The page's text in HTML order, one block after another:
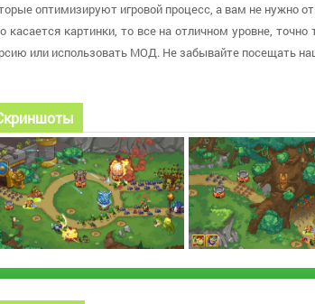
оптимизируют игровой процесс, а вам не нужно
касается картинки, то все на отличном уровне,
или использовать МОД. Не забывайте посещать